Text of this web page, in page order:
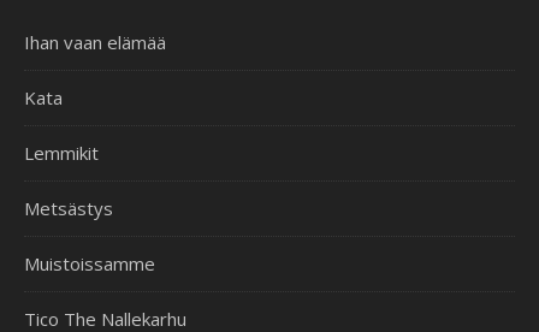
Ihan vaan elämää
Kata
Lemmikit
Metsästys
Muistoissamme
Tico The Nallekarhu